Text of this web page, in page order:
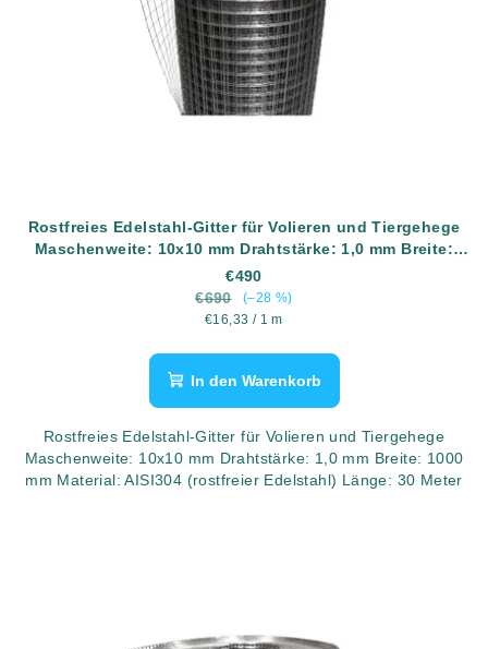
Rostfreies Edelstahl-Gitter für Volieren und Tiergehege
Maschenweite: 10x10 mm Drahtstärke: 1,0 mm Breite:
1000 mm Material: AISI304 (rostfreier Edelstahl) Länge:
30 Meter
€490
€690
(–28 %)
Verkaufspreis:
€16,33 / 1 m
In den Warenkorb
Rostfreies Edelstahl-Gitter für Volieren und Tiergehege
Maschenweite: 10x10 mm Drahtstärke: 1,0 mm Breite: 1000
mm Material: AISI304 (rostfreier Edelstahl) Länge: 30 Meter